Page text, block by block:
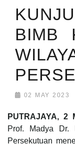
BIMB
02 MAY 2023
PUTRAJAYA, 2
Prof. Madya Dr.
Persekutuan